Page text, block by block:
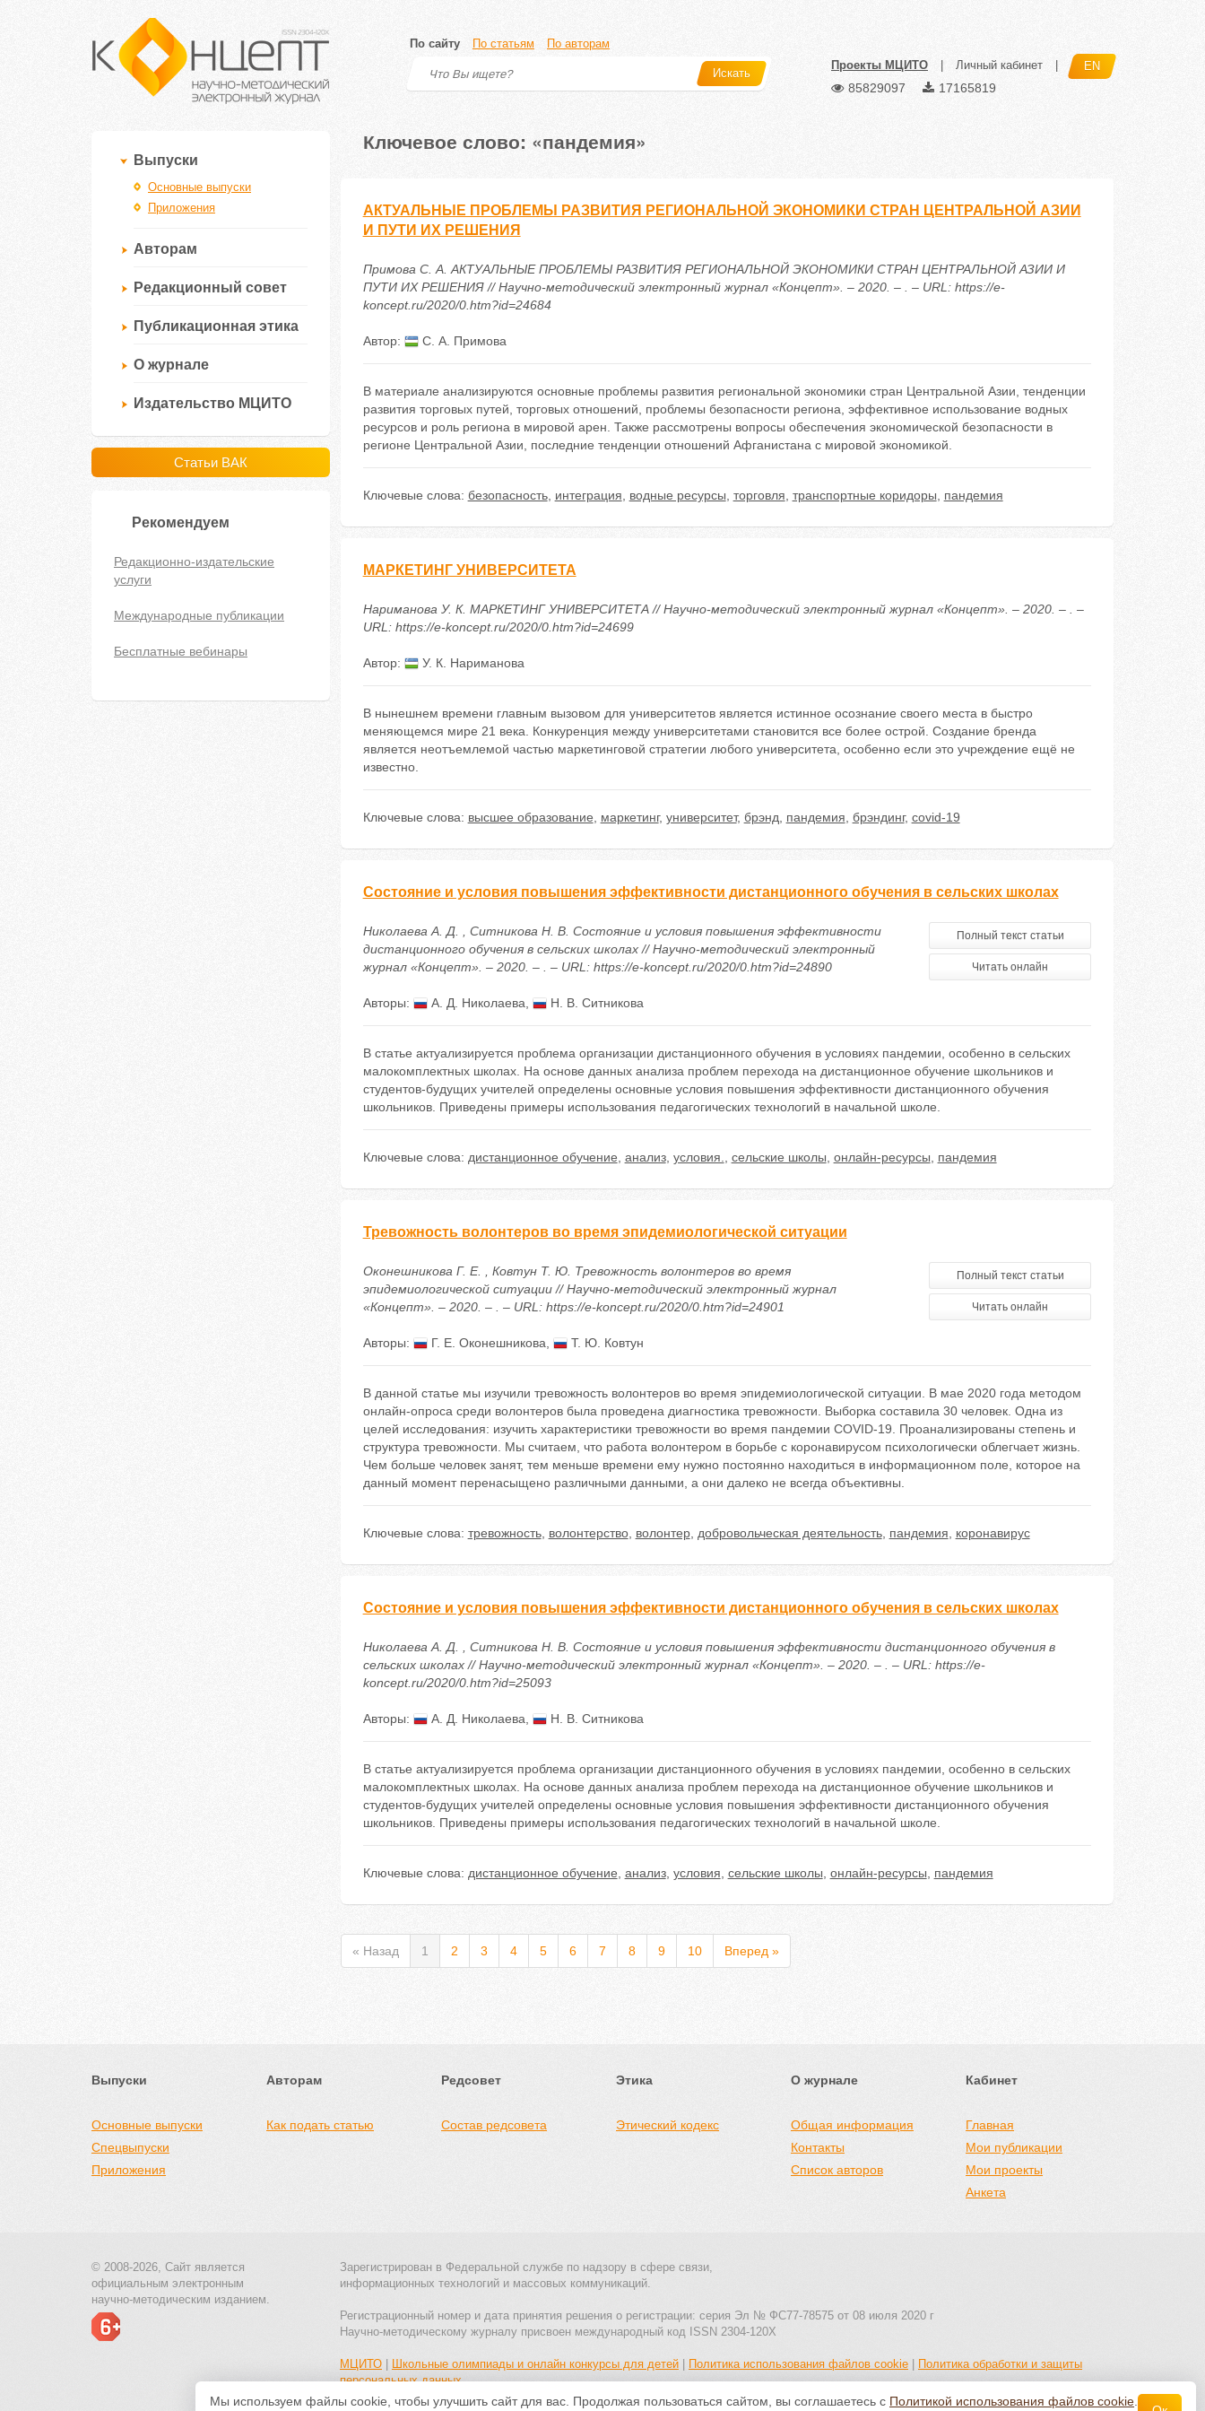
По сайту По статьям По авторам
Искать
Проекты МЦИТО Личный кабинет EN
85829097 17165819
Выпуски
Основные выпуски
Приложения
Авторам
Редакционный совет
Публикационная этика
О журнале
Издательство МЦИТО
Статьи ВАК
Рекомендуем
Редакционно-издательские
услуги
Международные публикации
Бесплатные вебинары
Ключевое слово: «пандемия»
АКТУАЛЬНЫЕ ПРОБЛЕМЫ РАЗВИТИЯ РЕГИОНАЛЬНОЙ ЭКОНОМИКИ СТРАН ЦЕНТРАЛЬНОЙ АЗИИ
И ПУТИ ИХ РЕШЕНИЯ
Примова С. А. АКТУАЛЬНЫЕ ПРОБЛЕМЫ РАЗВИТИЯ РЕГИОНАЛЬНОЙ ЭКОНОМИКИ СТРАН ЦЕНТРАЛЬНОЙ АЗИИ И
ПУТИ ИХ РЕШЕНИЯ // Научно-методический электронный журнал «Концепт». – 2020. – . – URL: https://e-
koncept.ru/2020/0.htm?id=24684
Автор: С. А. Примова
В материале анализируются основные проблемы развития региональной экономики стран Центральной Азии, тенденции
развития торговых путей, торговых отношений, проблемы безопасности региона, эффективное использование водных
ресурсов и роль региона в мировой арен. Также рассмотрены вопросы обеспечения экономической безопасности в
регионе Центральной Азии, последние тенденции отношений Афганистана с мировой экономикой.
Ключевые слова: безопасность, интеграция водные ресурсы торговля транспортные коридоры пандемия
МАРКЕТИНГ УНИВЕРСИТЕТА
Нариманова У. К. МАРКЕТИНГ УНИВЕРСИТЕТА // Научно-методический электронный журнал «Концепт». – 2020. – . –
URL: https://e-koncept.ru/2020/0.htm?id=24699
Автор: У. К. Нариманова
В нынешнем времени главным вызовом для университетов является истинное осознание своего места в быстро
меняющемся мире 21 века. Конкуренция между университетами становится все более острой. Создание бренда
является неотъемлемой частью маркетинговой стратегии любого университета, особенно если это учреждение ещё не
известно.
Ключевые слова: высшее образование маркетинг, университет, брэнд пандемия брэндинг, covid-19
Состояние и условия повышения эффективности дистанционного обучения в сельских школах
Николаева А. Д. , Ситникова Н. В. Состояние и условия повышения эффективности
дистанционного обучения в сельских школах // Научно-методический электронный
журнал «Концепт». – 2020. – . – URL: https://e-koncept.ru/2020/0.htm?id=24890
Полный текст статьи
Читать онлайн
Авторы: А. Д. Николаева Н. В. Ситникова
В статье актуализируется проблема организации дистанционного обучения в условиях пандемии, особенно в сельских
малокомплектных школах. На основе данных анализа проблем перехода на дистанционное обучение школьников и
студентов-будущих учителей определены основные условия повышения эффективности дистанционного обучения
школьников. Приведены примеры использования педагогических технологий в начальной школе.
Ключевые слова: дистанционное обучение анализ, условия. сельские школы онлайн-ресурсы пандемия
Тревожность волонтеров во время эпидемиологической ситуации
Оконешникова Г. Е. , Ковтун Т. Ю. Тревожность волонтеров во время
эпидемиологической ситуации // Научно-методический электронный журнал
«Концепт». – 2020. – . – URL: https://e-koncept.ru/2020/0.htm?id=24901
Полный текст статьи
Читать онлайн
Авторы: Г. Е. Оконешникова Т. Ю. Ковтун
В данной статье мы изучили тревожность волонтеров во время эпидемиологической ситуации. В мае 2020 года методом
онлайн-опроса среди волонтеров была проведена диагностика тревожности. Выборка составила 30 человек. Одна из
целей исследования: изучить характеристики тревожности во время пандемии COVID-19. Проанализированы степень и
структура тревожности. Мы считаем, что работа волонтером в борьбе с коронавирусом психологически облегчает жизнь.
Чем больше человек занят, тем меньше времени ему нужно постоянно находиться в информационном поле, которое на
данный момент перенасыщено различными данными, а они далеко не всегда объективны.
Ключевые слова: тревожность, волонтерство, волонтер, добровольческая деятельность, пандемия коронавирус
Состояние и условия повышения эффективности дистанционного обучения в сельских школах
Николаева А. Д. , Ситникова Н. В. Состояние и условия повышения эффективности дистанционного обучения в
сельских школах // Научно-методический электронный журнал «Концепт». – 2020. – . – URL: https://e-
koncept.ru/2020/0.htm?id=25093
Авторы: А. Д. Николаева Н. В. Ситникова
В статье актуализируется проблема организации дистанционного обучения в условиях пандемии, особенно в сельских
малокомплектных школах. На основе данных анализа проблем перехода на дистанционное обучение школьников и
студентов-будущих учителей определены основные условия повышения эффективности дистанционного обучения
школьников. Приведены примеры использования педагогических технологий в начальной школе.
Ключевые слова: дистанционное обучение анализ, условия сельские школы онлайн-ресурсы пандемия
« Назад 1 2 3 4 5 6 7 8 9 10 Вперед »
Выпуски
Основные выпуски
Спецвыпуски
Приложения
Авторам
Как подать статью
Редсовет
Состав редсовета
Этика
Этический кодекс
О журнале
Общая информация
Контакты
Список авторов
Кабинет
Главная
Мои публикации
Мои проекты
Анкета
© 2008-2026, Сайт является
официальным электронным
научно-методическим изданием.
Зарегистрирован в Федеральной службе по надзору в сфере связи,
информационных технологий и массовых коммуникаций.
Регистрационный номер и дата принятия решения о регистрации: серия Эл № ФС77-78575 от 08 июля 2020 г
Научно-методическому журналу присвоен международный код ISSN 2304-120X
МЦИТО Школьные олимпиады и онлайн конкурсы для детей Политика использования файлов cookie
Политика обработки и защиты
персональных данных
Мы используем файлы cookie, чтобы улучшить сайт для вас. Продолжая пользоваться сайтом, вы соглашаетесь с Политикой использования файлов cookie